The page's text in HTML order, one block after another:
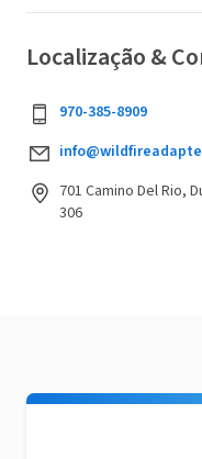
Localização &
970-385-8909
701 Camino Del Rio,
306